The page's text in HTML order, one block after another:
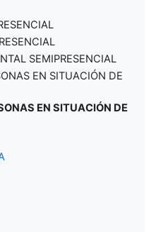
SEMIPRESENCIAL
EN SITUACIÓN DE
EN SITUACIÓN DE